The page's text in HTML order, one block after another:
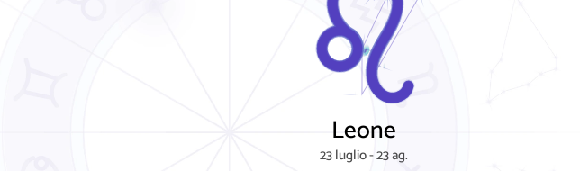
Leone
23 luglio - 23 ag.